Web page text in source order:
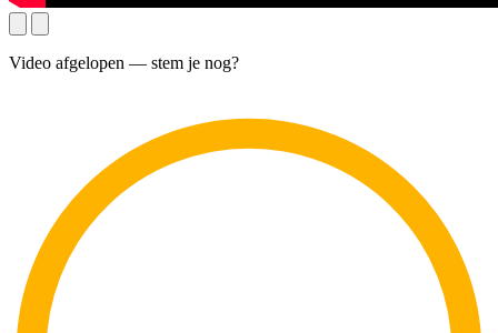
Video afgelopen — stem je nog?